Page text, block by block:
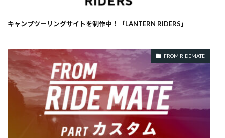
キャンプツーリングサイトを制作中！「LANTERN RIDERS」
FROM RIDEMATE